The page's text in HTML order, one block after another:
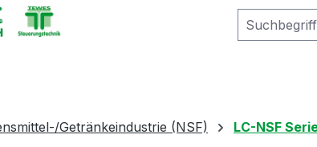
springen
Getränkeindustrie (NSF) LC-NSF